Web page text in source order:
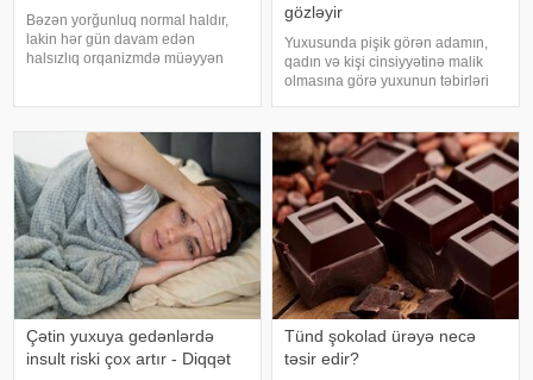
Bəzən yorğunluq normal haldır,
lakin hər gün davam edən
halsızlıq orqanizmdə müəyyən
qan azlığı, qalxanabənzər vəz
xəstəlikləri, şəkərl
gözləyir
Yuxusunda pişik görən adamın,
qadın və kişi cinsiyyətinə malik
olmasına görə yuxunun təbirləri
həyatında diqqətsiz bir şəxsiyyətə
sahib olduğu, ətrafındak
Çətin yuxuya gedənlərdə
insult riski çox artır - Diqqət
Tünd şokolad ürəyə necə
təsir edir?